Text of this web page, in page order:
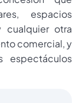
espacios
cualquier otra
comercial, y
espectáculos